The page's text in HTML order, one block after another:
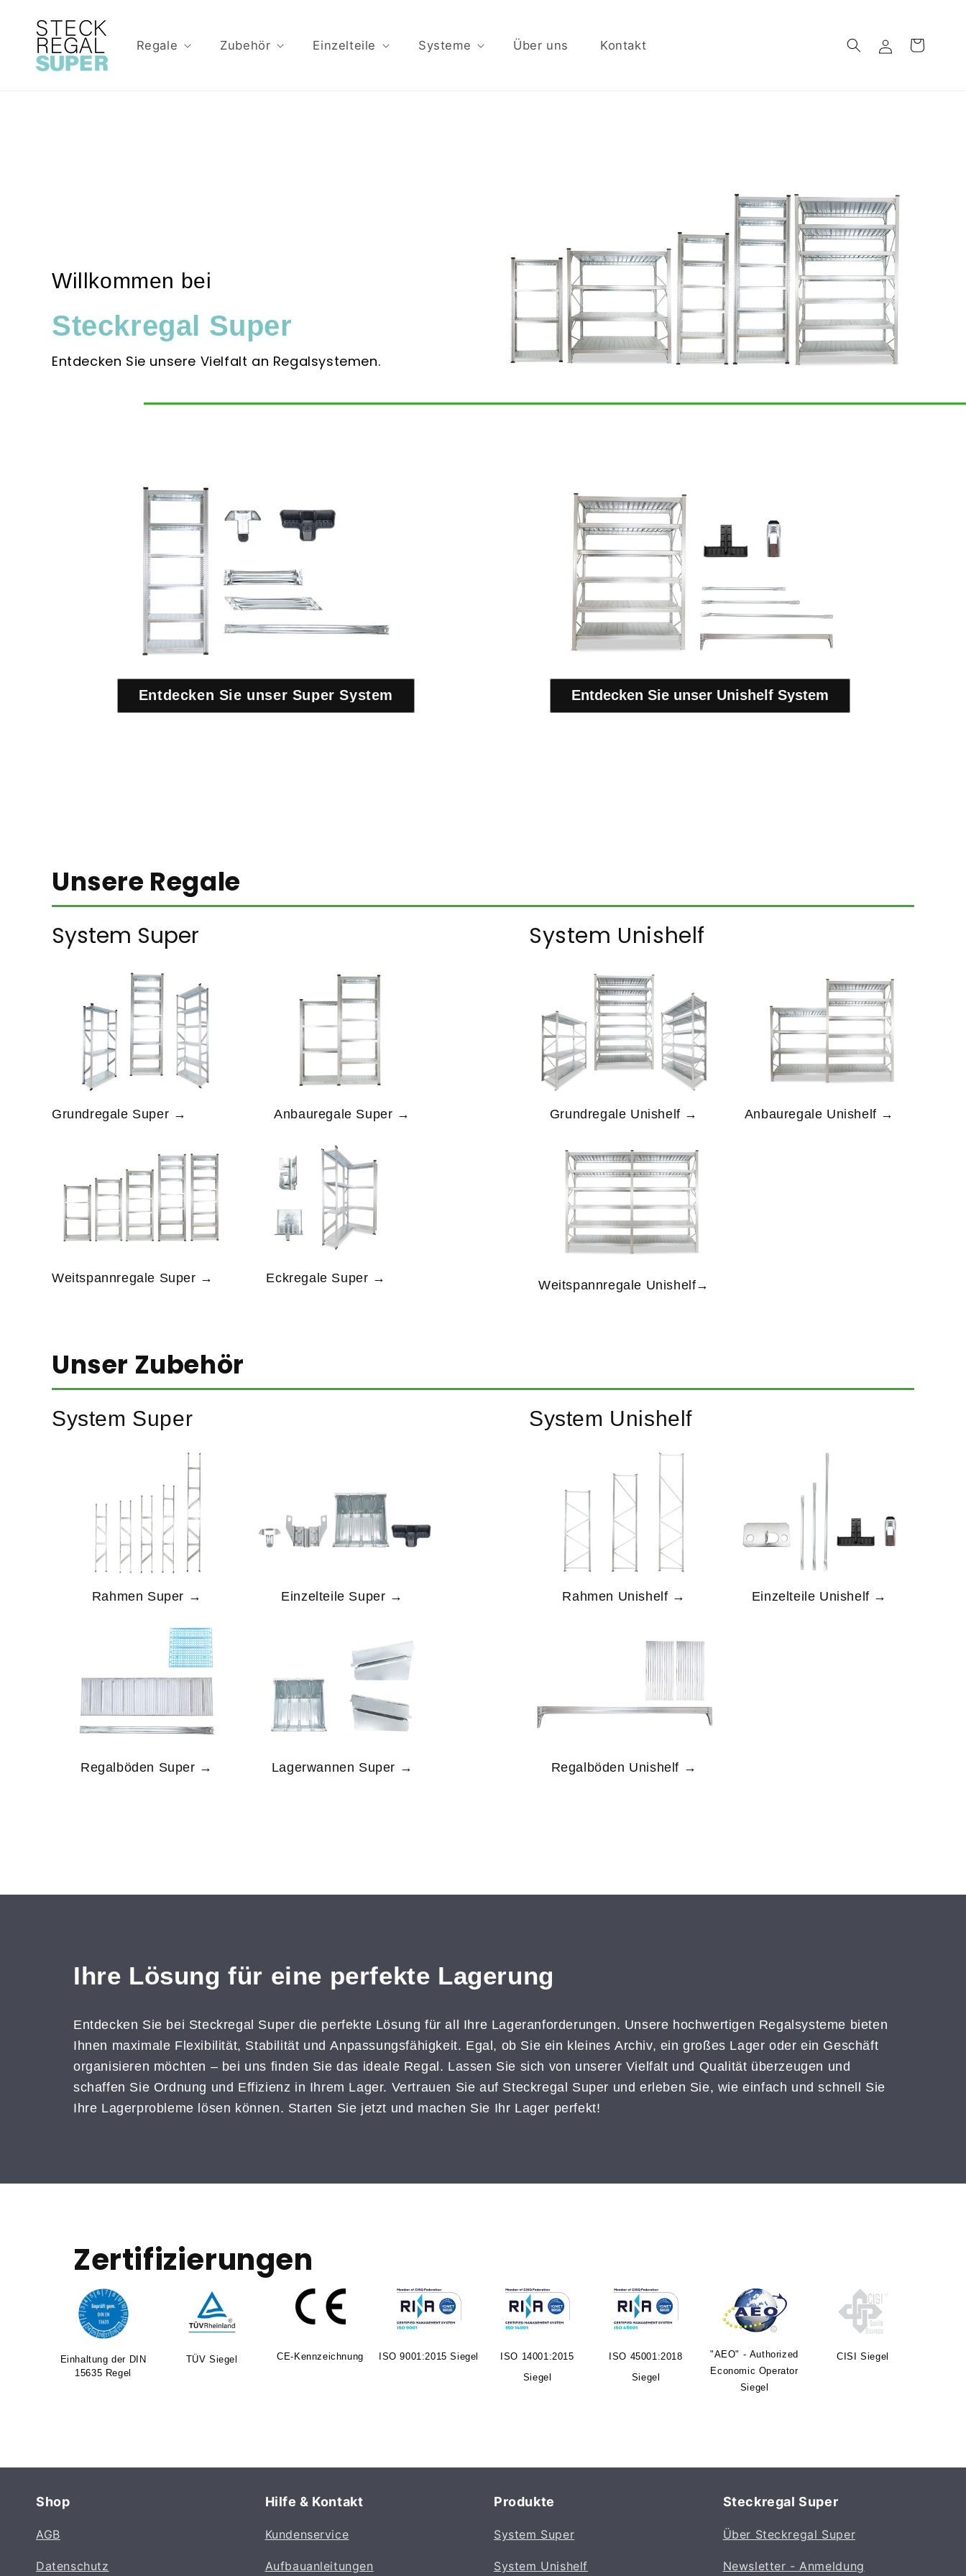
Inhalt
Regale Zubehör Einzelteile Systeme Über uns Kontakt EinloggenWarenkorb
Willkommen bei
Steckregal Super
Entdecken Sie unsere Vielfalt an Regalsystemen.
Entdecken Sie unser Super System Entdecken Sie unser Unishelf System
Unsere Regale
System Super
Grundregale Super → Anbauregale Super →
Weitspannregale Super → Eckregale Super →
System Unishelf
Grundregale Unishelf → Anbauregale Unishelf →
Weitspannregale Unishelf→
Unser Zubehör
System Super
Rahmen Super → Einzelteile Super →
Regalböden Super → Lagerwannen Super →
System Unishelf
Rahmen Unishelf → Einzelteile Unishelf →
Regalböden Unishelf →
Ihre Lösung für eine perfekte Lagerung
Entdecken Sie bei Steckregal Super die perfekte Lösung für all Ihre Lageranforderungen. Unsere hochwertigen Regalsysteme bieten
Ihnen maximale Flexibilität, Stabilität und Anpassungsfähigkeit. Egal, ob Sie ein kleines Archiv, ein großes Lager oder ein Geschäft
organisieren möchten – bei uns finden Sie das ideale Regal. Lassen Sie sich von unserer Vielfalt und Qualität überzeugen und
schaffen Sie Ordnung und Effizienz in Ihrem Lager. Vertrauen Sie auf Steckregal Super und erleben Sie, wie einfach und schnell Sie
Ihre Lagerprobleme lösen können. Starten Sie jetzt und machen Sie Ihr Lager perfekt!
Zertifizierungen
Einhaltung der DIN
15635 Regel
TÜV Siegel CE-Kennzeichnung ISO 9001:2015 Siegel
ISO 14001:2015
Siegel
ISO 45001:2018
Siegel
"AEO" - Authorized
Economic Operator
Siegel
CISI Siegel
Shop
AGB
Datenschutz
Hilfe & Kontakt
Kundenservice
Aufbauanleitungen
Produkte
System Super
System Unishelf
Steckregal Super
Über Steckregal Super
Newsletter - Anmeldung